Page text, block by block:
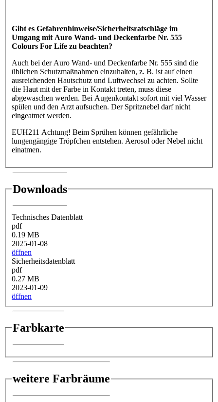
Gibt es Gefahrenhinweise/Sicherheitsratschläge im
Umgang mit Auro Wand- und Deckenfarbe Nr. 555
Colours For Life zu beachten?
Auch bei der Auro Wand- und Deckenfarbe Nr. 555 sind die
üblichen Schutzmaßnahmen einzuhalten, z. B. ist auf einen
ausreichenden Hautschutz und Luftwechsel zu achten. Sollte
die Haut mit der Farbe in Kontakt treten, muss diese
abgewaschen werden. Bei Augenkontakt sofort mit viel Wasser
spülen und den Arzt aufsuchen. Der Spritznebel darf nicht
eingeatmet werden.
EUH211 Achtung! Beim Sprühen können gefährliche
lungengängige Tröpfchen entstehen. Aerosol oder Nebel nicht
einatmen.
Downloads
Technisches Datenblatt
pdf
0.19 MB
2025-01-08
öffnen
Sicherheitsdatenblatt
pdf
0.27 MB
2023-01-09
öffnen
Farbkarte
weitere Farbräume